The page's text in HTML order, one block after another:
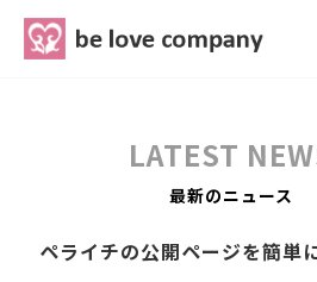
LATEST
最新のニュース
ペライチの公開ページを簡単